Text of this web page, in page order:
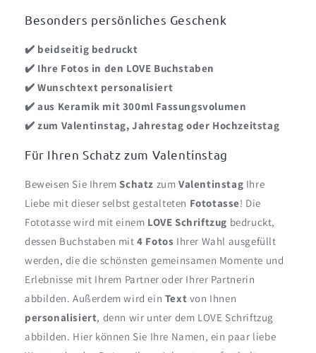
Besonders persönliches Geschenk
✔️ beidseitig bedruckt
✔️ Ihre Fotos in den LOVE Buchstaben
✔️ Wunschtext personalisiert
✔️ aus Keramik mit 300ml Fassungsvolumen
✔️ zum Valentinstag, Jahrestag oder Hochzeitstag
Für Ihren Schatz zum Valentinstag
Beweisen Sie IhremSchatz zumValentinstag Ihre
Liebe mit dieser selbst gestalteten Fototasse! Die
Fototasse wird mit einem LOVE Schriftzug bedruckt,
dessen Buchstaben mit 4 Fotos Ihrer Wahl ausgefüllt
werden, die die schönsten gemeinsamen Momente und
Erlebnisse mit Ihrem Partner oder Ihrer Partnerin
abbilden. Außerdem wird ein Text von Ihnen
personalisiert, denn wir unter dem LOVE Schriftzug
abbilden. Hier können Sie Ihre Namen, ein paar liebe